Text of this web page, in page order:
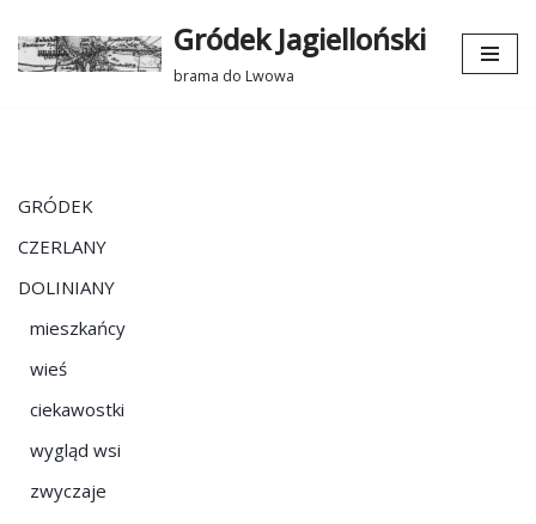
Przejdź
Gródek Jagielloński
brama do Lwowa
GRÓDEK
CZERLANY
DOLINIANY
mieszkańcy
wieś
ciekawostki
wygląd wsi
zwyczaje